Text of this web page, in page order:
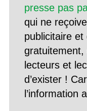
presse pas
qui ne
publicitaire et
gratuitement,
lecteurs et
d’exister !
l’information